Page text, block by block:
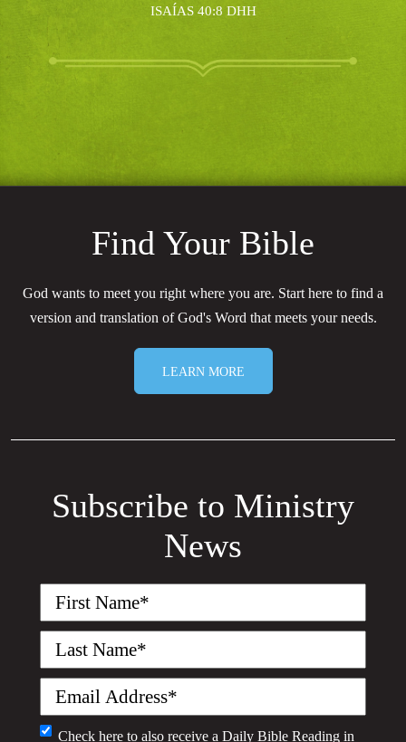
ISAÍAS 40:8 DHH
Find Your Bible
God wants to meet you right where you are. Start here to find a
version and translation of God's Word that meets your needs.
LEARN MORE
Subscribe to Ministry
News
First
Last
Email
(Required)
Check here to also receive a Daily Bible Reading in